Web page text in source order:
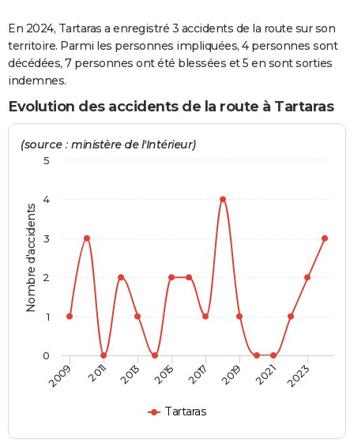
GUIDES D'ACHAT
BONS PLANS
CARTE DE VOEUX
Carte de Noël
Carte Bonne année
Carte Saint-Valentin
Carte Pâques
Carte d'anniversaire
DICTIONNAIRE
COPAINS D'AVANT
S'inscrire
Se connecter
Lycées
Collèges
Primaires
Universités
Entreprises
Service militaire
Avis de recherche
AVIS DE DÉCÈS
FORUM
Bricolage
Lifestyle
Culture
Sport
Auto
Television
Voyage
Cinema
En 2024, Tartaras a enregistré 3 accidents de la route sur son
territoire. Parmi les personnes impliquées, 4 personnes sont
décédées, 7 personnes ont été blessées et 5 en sont sorties
indemnes.
Evolution des accidents de la route à Tartaras
Nombre d'accidents
(source : ministère de l'Intérieur)
Tartaras
2009 2011 2013 2015 2017 2019 2021 2023
0
1
2
3
4
5